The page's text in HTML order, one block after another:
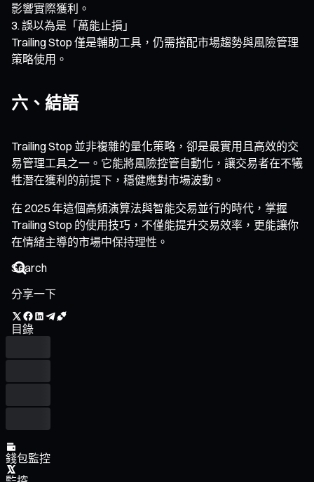
影響實際獲利。
誤以為是「萬能止損」
Trailing Stop 僅是輔助工具，仍需搭配市場趨勢與風險管理
策略使用。
六、結語
Trailing Stop 並非複雜的量化策略，卻是最實用且高效的交
易管理工具之一。它能將風險控管自動化，讓交易者在不犧
牲潛在獲利的前提下，穩健應對市場波動。
在 2025 年這個高頻演算法與智能交易並行的時代，掌握
Trailing Stop 的使用技巧，不僅能提升交易效率，更能讓你
在情緒主導的市場中保持理性。
分享一下
目錄
錢包監控